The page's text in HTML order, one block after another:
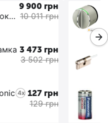
замок
9 908 грн
10 011грн
для замка
мм -
3 527
3 554грн
Panasonic 4x 127грн
129грн